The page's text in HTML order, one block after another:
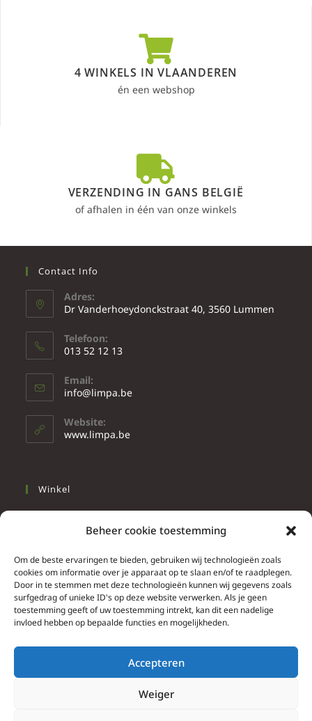
Beheer cookie toestemming
Om de beste ervaringen te bieden, gebruiken wij technologieën zoals
cookies om informatie over je apparaat op te slaan en/of te raadplegen.
Door in te stemmen met deze technologieën kunnen wij gegevens zoals
surfgedrag of unieke ID's op deze website verwerken. Als je geen
toestemming geeft of uw toestemming intrekt, kan dit een nadelige
invloed hebben op bepaalde functies en mogelijkheden.
Accepteren
Weiger
4 WINKELS IN VLAANDEREN
én een webshop
VERZENDING IN GANS BELGIË
of afhalen in één van onze winkels
Contact Info
Adres:
Dr Vanderhoeydonckstraat 40, 3560 Lummen
Telefoon:
013 52 12 13
Email:
info@limpa.be
Website:
www.limpa.be
Winkel
Wonen
Info
Contacteer ons